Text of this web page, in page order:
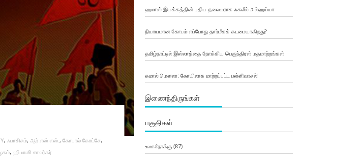
, ஃபாசிசம், ஆர்.எஸ்.எஸ்., கோபால் கோட்சே,
, ஹிமானி சாவர்கர்
ஹமாஸ் இயக்கத்தின் புதிய தலைவராக ஃகலீல் அல்ஹய்யா
நியாயமான கோபம் எப்போது தார்மீகக் கடமையாகிறது?
தமிழ்நாட்டில் இஸ்லாத்தை நோக்கிய பெருந்திரள் மதமாற்றங்கள்
கமால் மௌலா: கோயிலாக மாற்றப்பட்ட பள்ளிவாசல்!
இணைந்திருங்கள்
பகுதிகள்
உலகநோக்கு (87)